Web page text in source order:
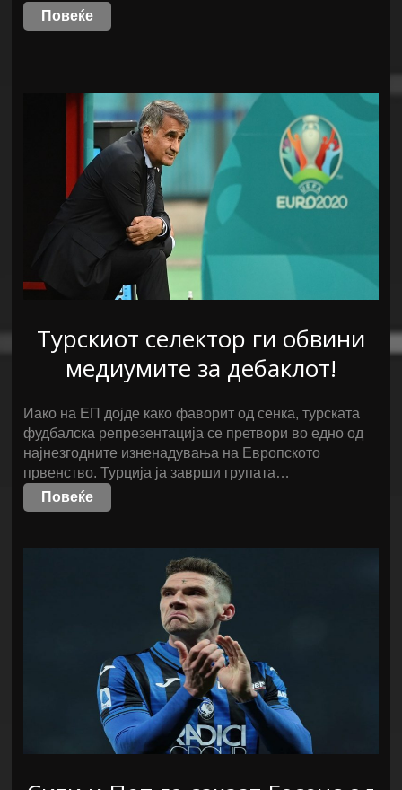
Повеќе
Турскиот селектор ги обвини
медиумите за дебаклот!
Иако на ЕП дојде како фаворит од сенка, турската
фудбалска репрезентација се претвори во едно од
најнезгодните изненадувања на Европското
првенство. Турција ја заврши групата…
Повеќе